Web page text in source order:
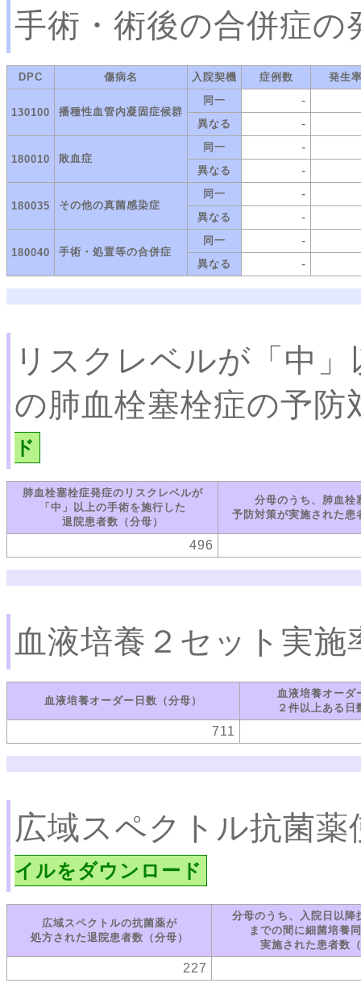
手術・術後の合併症の
DPC 傷病名 入院契機 症例数 発生
130100 播種性血管内凝固症候群
同一 -
異なる -
180010 敗血症
同一 -
異なる -
180035 その他の真菌感染症
同一 -
異なる -
180040 手術・処置等の合併症
同一 -
異なる -
リスクレベルが「中
の肺血栓塞栓症の予防
ド
肺血栓塞栓症発症のリスクレベルが
「中」以上の手術を施行した
退院患者数（分母）
分母のうち、肺血栓
予防対策が実施された患
496
血液培養２セット実施
血液培養オーダー日数（分母）
血液培養オーダ
２件以上ある日
711
広域スペクトル抗菌
イルをダウンロード
広域スペクトルの抗菌薬が
処方された退院患者数（分母）
分母のうち、入院日以降
までの間に細菌培養
実施された患者数
227